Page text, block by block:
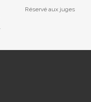
Réservé aux juges